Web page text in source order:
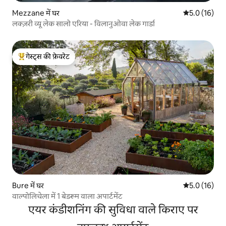
Mezzane में घर औसत रेटिंग 5
5.0 (16)
लक्ज़री व्यू लेक सालो एरिया - विलानुओवा लेक गार्डा
गेस्ट्स का टॉप फ़ेवरेट
गेस्ट्स की फ़ेवरेट
Bure में घर औसत रेटिंग 5
5.0 (16)
वाल्पोलिचेला में 1 बेडरूम वाला अपार्टमेंट
एयर कंडीशनिंग की सुविधा वाले किराए पर